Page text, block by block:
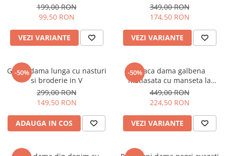
199,00 RON
99,50 RON
VEZI VARIANTE
349,00 RON
174,50 RON
VEZI VARIANTE
-50%
Geaca dama lunga cu nasturi
si broderie in V
299,00 RON
149,50 RON
ADAUGA IN COS
-50%Geaca dama galbena
matlasata cu manseta la
maneca si elastic in talie
449,00 RON
224,50 RON
VEZI VARIANTE